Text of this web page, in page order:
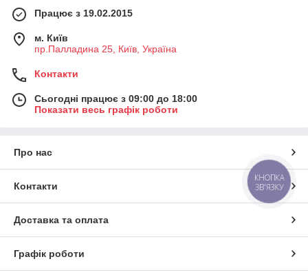
Працює з 19.02.2015
м. Київ
пр.Палладина 25, Київ, Україна
Контакти
Сьогодні працює з 09:00 до 18:00
Показати весь графік роботи
Про нас
Контакти
Доставка та оплата
Графік роботи
КНОПКА
ЗВ'ЯЗКУ